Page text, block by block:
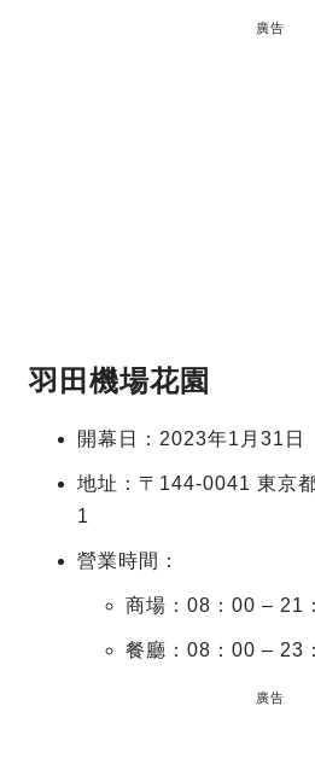
廣告
羽田機場花園
開幕日：2023年1月31日
地址：〒144-0041 東京
1
營業時間：
商場：08：00 – 21
餐廳：08：00 – 23
廣告